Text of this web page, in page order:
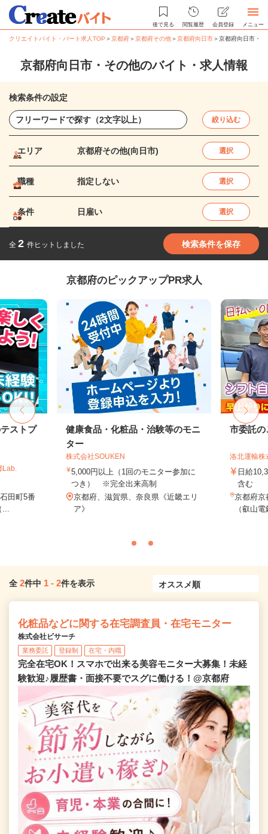
後で見る 閲覧履歴 会員登録 メニュー
クリエイトバイト・パート求人TOP ＞京都府＞京都府その他＞京都府向日市＞京都府向日市・
京都府向日市・その他のバイト・求人情報
検索条件の設定
絞り込む
エリア 京都府その他(向日市) 選択
職種 指定しない 選択
条件 日雇い 選択
全 2 件ヒットしました 検索条件を保存
京都府のピックアップPR求人
ストプ
田町5番
健康食品・化粧品・治験等のモニ
ター
株式会社SOUKEN
5,000円以上（1回のモニター参加に
つき） ※完全出来高制
京都府、滋賀県、奈良県《近畿エリ
ア》
市委託の
洛北運輸株
日給
含む
京都府京
（叡山
全 2件中 1 - 2件を表示
化粧品などに関する在宅調査員・在宅モニター
株式会社ビサーチ
業務委託 登録制 在宅・内職
完全在宅OK！スマホで出来る美容モニター大募集！未経
験歓迎♪履歴書・面接不要でスグに働ける！@京都府